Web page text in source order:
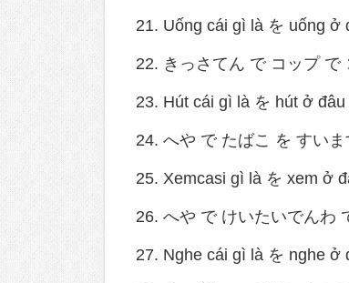
21. Uống cái gì là を uống ở
22. きっさてん で コップ で
23. Hút cái gì là を hút ở đâu
24. へや で たばこ を すいま
25. Xemcasi gì là を xem ở
26. へや で けいたいでんわ
27. Nghe cái gì là を nghe ở